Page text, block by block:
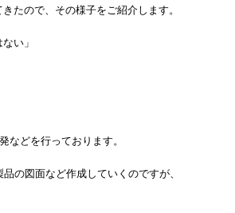
きたので、その様子をご紹介します。
い」
などを行っております。
の図面など作成していくのですが、